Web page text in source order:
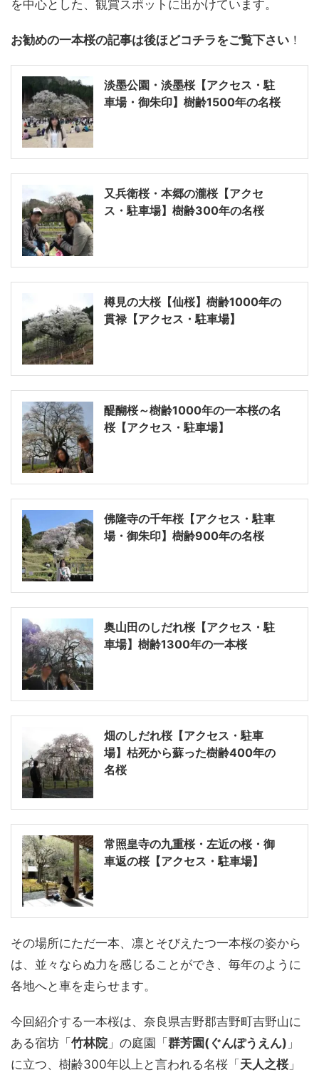
を中心とした、観賞スポットに出かけています。
お勧めの一本桜の記事は後ほどコチラをご覧下さい ！
淡墨公園・淡墨桜【アクセス・駐
車場・御朱印】樹齢1500年の名桜
又兵衛桜・本郷の瀧桜【アクセ
ス・駐車場】樹齢300年の名桜
樽見の大桜【仙桜】樹齢1000年の
貫禄【アクセス・駐車場】
醍醐桜～樹齢1000年の一本桜の名
桜【アクセス・駐車場】
佛隆寺の千年桜【アクセス・駐車
場・御朱印】樹齢900年の名桜
奥山田のしだれ桜【アクセス・駐
車場】樹齢1300年の一本桜
畑のしだれ桜【アクセス・駐車
場】枯死から蘇った樹齢400年の
名桜
常照皇寺の九重桜・左近の桜・御
車返の桜【アクセス・駐車場】
その場所にただ一本、凛とそびえたつ一本桜の姿から
は、並々ならぬ力を感じることができ、毎年のように
各地へと車を走らせます。
今回紹介する一本桜は、奈良県吉野郡吉野町吉野山に
ある宿坊「 竹林院」の庭園「 群芳園(ぐんぽうえん) 」
に立つ、樹齢300年以上と言われる名桜「 天人之桜」